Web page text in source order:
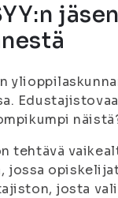
tehtävä
jossa
josta